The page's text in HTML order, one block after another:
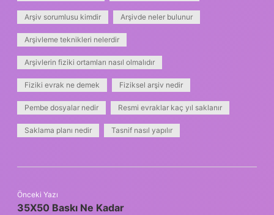
Arşiv sorumlusu kimdir Arşivde neler bulunur
Arşivleme teknikleri nelerdir
Arşivlerin fiziki ortamları nasıl olmalıdır
Fiziki evrak ne demek Fiziksel arşiv nedir
Pembe dosyalar nedir Resmi evraklar kaç yıl saklanır
Saklama planı nedir Tasnif nasıl yapılır
Önceki Yazı
35X50 Baskı Ne Kadar